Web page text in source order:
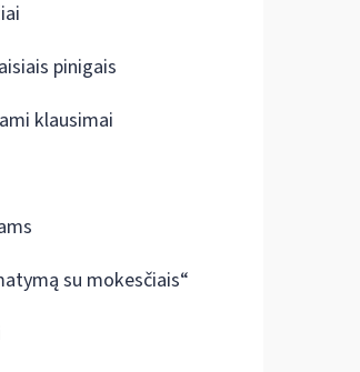
pinigais
klausimai
su mokesčiais“